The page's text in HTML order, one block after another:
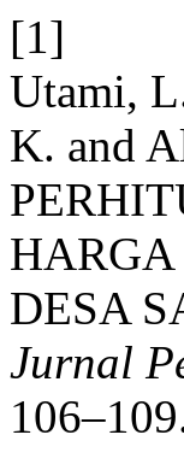
[1]
Utami,
K. and
DESA
Jurnal